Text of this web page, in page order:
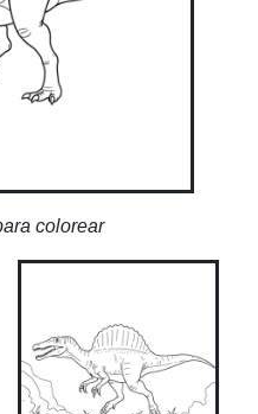
colorear